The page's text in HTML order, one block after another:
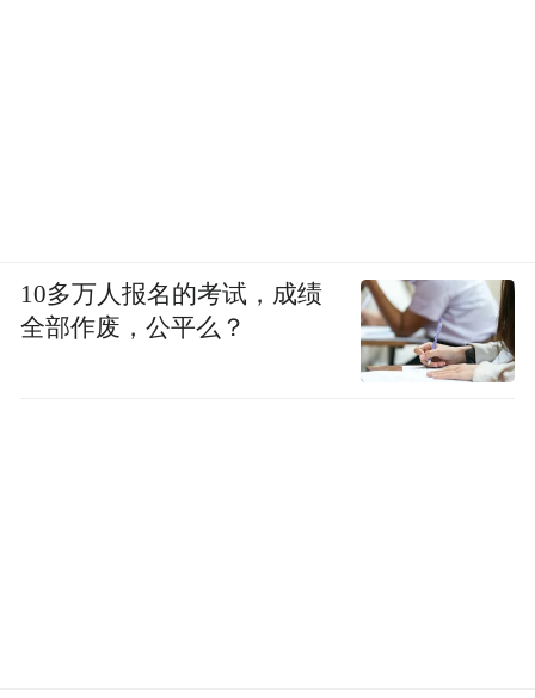
10多万人报名的考试，成绩
全部作废，公平么？